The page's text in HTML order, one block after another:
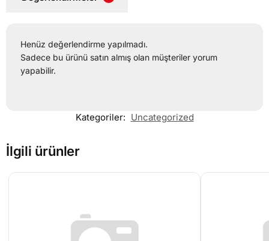
Henüz değerlendirme yapılmadı.
Sadece bu ürünü satın almış olan müşteriler yorum
yapabilir.
Kategoriler: Uncategorized
İlgili ürünler